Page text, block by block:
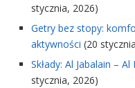
stycznia, 2026)
Getry bez stopy:
aktywności (20
Składy: Al Jabalain –
stycznia, 2026)